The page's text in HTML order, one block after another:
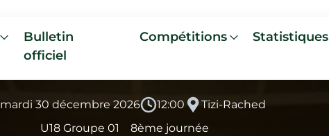
Bulletin
officiel
Compétitions Statistiques
mardi 30 décembre 2026 12:00
Tizi-Rached
U18 Groupe 01
8ème journée